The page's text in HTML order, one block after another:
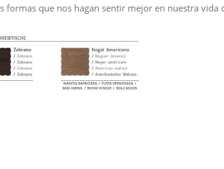
que nos hagan sentir mejor en nuestra vida